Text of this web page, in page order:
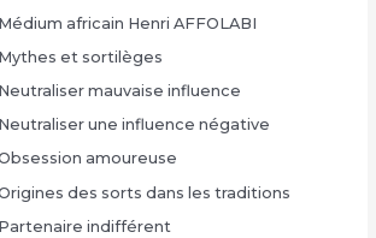
africain Henri AFFOLABI
et sortilèges
mauvaise influence
une influence négative
amoureuse
des sorts dans les traditions
indifférent